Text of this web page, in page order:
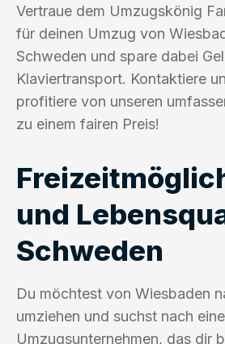
Vertraue dem Umzugskönig
für deinen Umzug von
Schweden und spare dabei
Klaviertransport. Kontaktiere
profitiere von unseren
zu einem fairen Preis!
und
Schweden
Du möchtest von Wiesbaden
umziehen und suchst nach
Umzugsunternehmen, das dir